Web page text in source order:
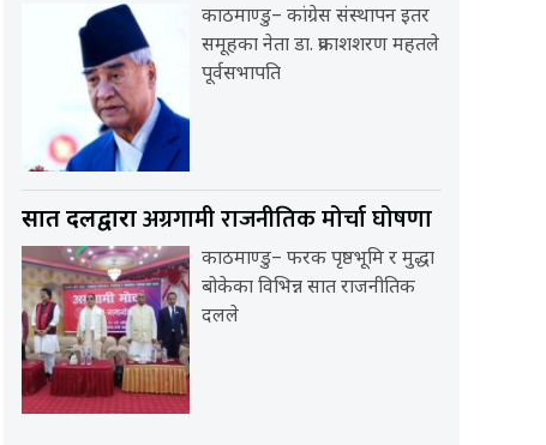
काठमाण्डु– कांग्रेस संस्थापन इतर
समूहका नेता डा. प्रकाशशरण महतले
पूर्वसभापति
सात दलद्वाराअग्रगामी राजनीतिक मोर्चा घोषणा
काठमाण्डु– फरक पृष्ठभूमि र मुद्धा
बोकेका विभिन्न सात राजनीतिक
दलले